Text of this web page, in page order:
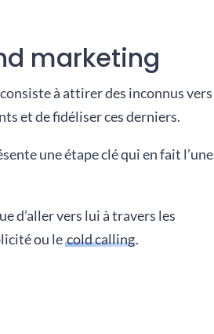
marketing
à attirer des inconnus vers
et de fidéliser ces derniers.
une étape clé qui en fait l’une
d’aller vers lui à travers les
ou lecold calling.